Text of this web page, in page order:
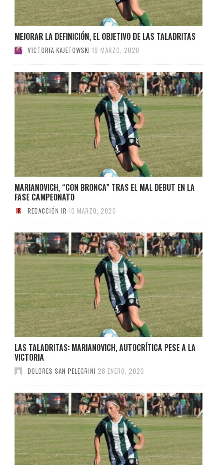
MEJORAR LA DEFINICIÓN, EL OBJETIVO DE LAS TALADRITAS
VICTORIA KAJETOWSKI 19 MARZO, 2020
MARIANOVICH, “CON BRONCA” TRAS EL MAL DEBUT EN LA
FASE CAMPEONATO
REDACCIÓN IR 10 MARZO, 2020
LAS TALADRITAS: MARIANOVICH, AUTOCRÍTICA PESE A LA
VICTORIA
DOLORES SAN PELEGRINI 28 ENERO, 2020